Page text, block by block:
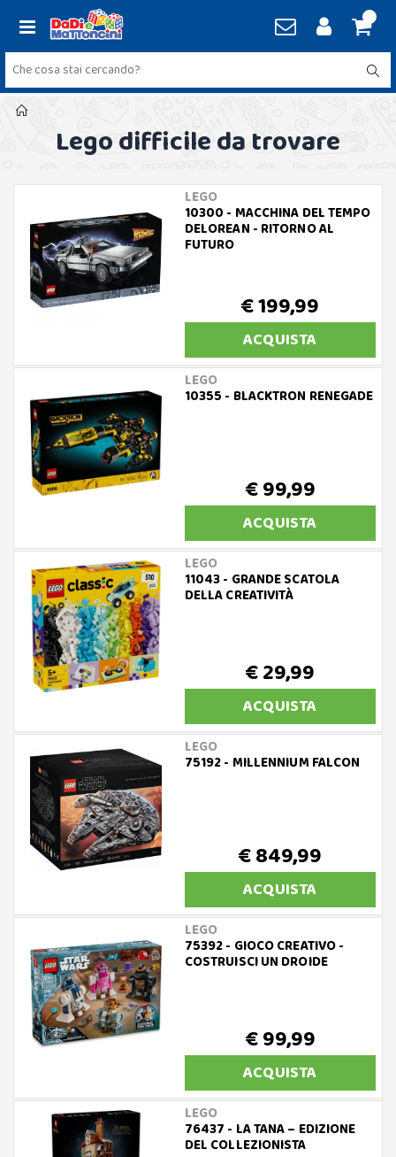
Lego difficile da trovare
LEGO
10300 - MACCHINA DEL TEMPO
DELOREAN - RITORNO AL
FUTURO
€ 199,99
ACQUISTA
LEGO
10355 - BLACKTRON RENEGADE
€ 99,99
ACQUISTA
LEGO
11043 - GRANDE SCATOLA
DELLA CREATIVITÀ
€ 29,99
ACQUISTA
LEGO
75192 - MILLENNIUM FALCON
€ 849,99
ACQUISTA
LEGO
75392 - GIOCO CREATIVO -
COSTRUISCI UN DROIDE
€ 99,99
ACQUISTA
LEGO
76437 - LA TANA – EDIZIONE
DEL COLLEZIONISTA